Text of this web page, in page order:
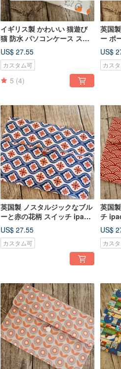
イギリス製 かわいい 猫遊び
猫 防水 パソコンケース スイ
ッチ ipad kindle
US$ 27.55
カスタム可
5 (4)
英国
ー ポ
ン バ
US$
カス
英国製 ノスタルジックなブル
ーと赤の花柄 スイッチ ipad
kindle パソコン ノートパソコ
ン 保護ケース
US$ 27.55
カスタム可
英国
チ
ス
US$
カス